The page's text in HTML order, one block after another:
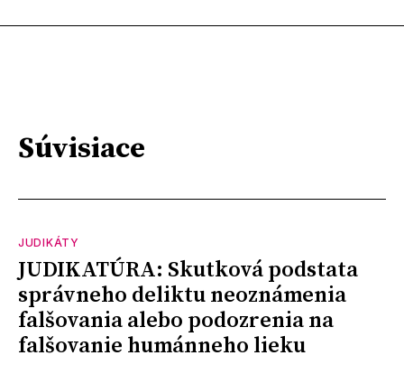
Súvisiace
JUDIKÁTY
JUDIKATÚRA: Skutková podstata
správneho deliktu neoznámenia
falšovania alebo podozrenia na
falšovanie humánneho lieku